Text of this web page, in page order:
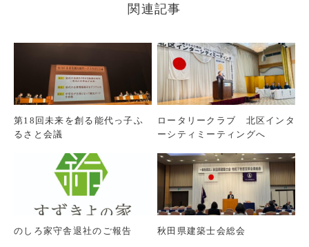
関連記事
第18回未来を創る能代っ子ふ
るさと会議
ロータリークラブ 北区インタ
ーシティミーティングへ
のしろ家守舎退社のご報告 秋田県建築士会総会